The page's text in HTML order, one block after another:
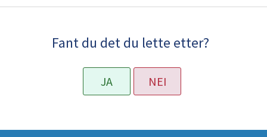
Fant du det du lette etter?
JA NEI